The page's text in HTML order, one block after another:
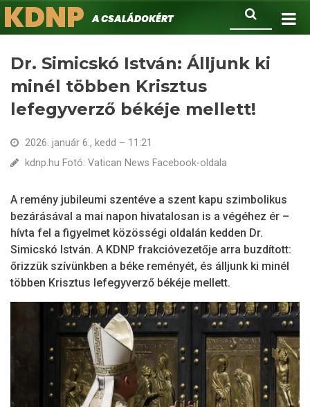
Ugrás
a
Keresés
KDNPA családokért.
Dr. Simicskó István: Álljunk ki
minél többen Krisztus
lefegyverző békéje mellett!
2026. január 6., kedd – 11:21
kdnp.hu Fotó: Vatican News Facebook-oldala
A remény jubileumi szentéve a szent kapu szimbolikus
bezárásával a mai napon hivatalosan is a végéhez ér –
hívta fel a figyelmet közösségi oldalán kedden Dr.
Simicskó István. A KDNP frakcióvezetője arra buzdított:
őrizzük szívünkben a béke reményét, és álljunk ki minél
többen Krisztus lefegyverző békéje mellett.